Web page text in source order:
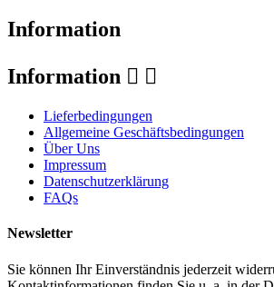
Information
Information  
Lieferbedingungen
Allgemeine Geschäftsbedingungen
Über Uns
Impressum
Datenschutzerklärung
FAQs
Newsletter
Sie können Ihr Einverständnis jederzeit